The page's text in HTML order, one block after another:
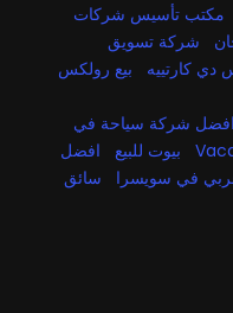
مكتب تأسيس شركات
شركة تسويق
دي كارتييه
بيع رولكس
افضل شركة سياحة في
بيوت للبيع
افضل
في سويسرا
سائق